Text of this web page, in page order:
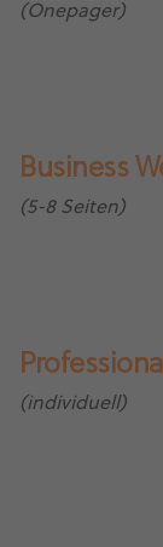
(Onepager)
Business
(5-8 Seiten)
(individuell)